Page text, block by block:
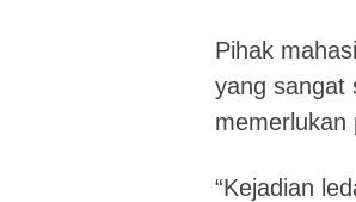
Pihak
yang sangat
memerlukan
“Kejadian